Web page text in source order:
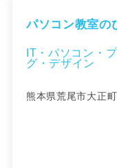
パソコン教室の
IT・パソコン・
グ・デザイン
熊本県荒尾市大正